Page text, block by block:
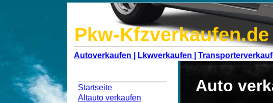
Pkw-Kfzverkaufen.de
Autoverkaufen | Lkwverkaufen |
Startseite
Altauto verkaufen
Auto